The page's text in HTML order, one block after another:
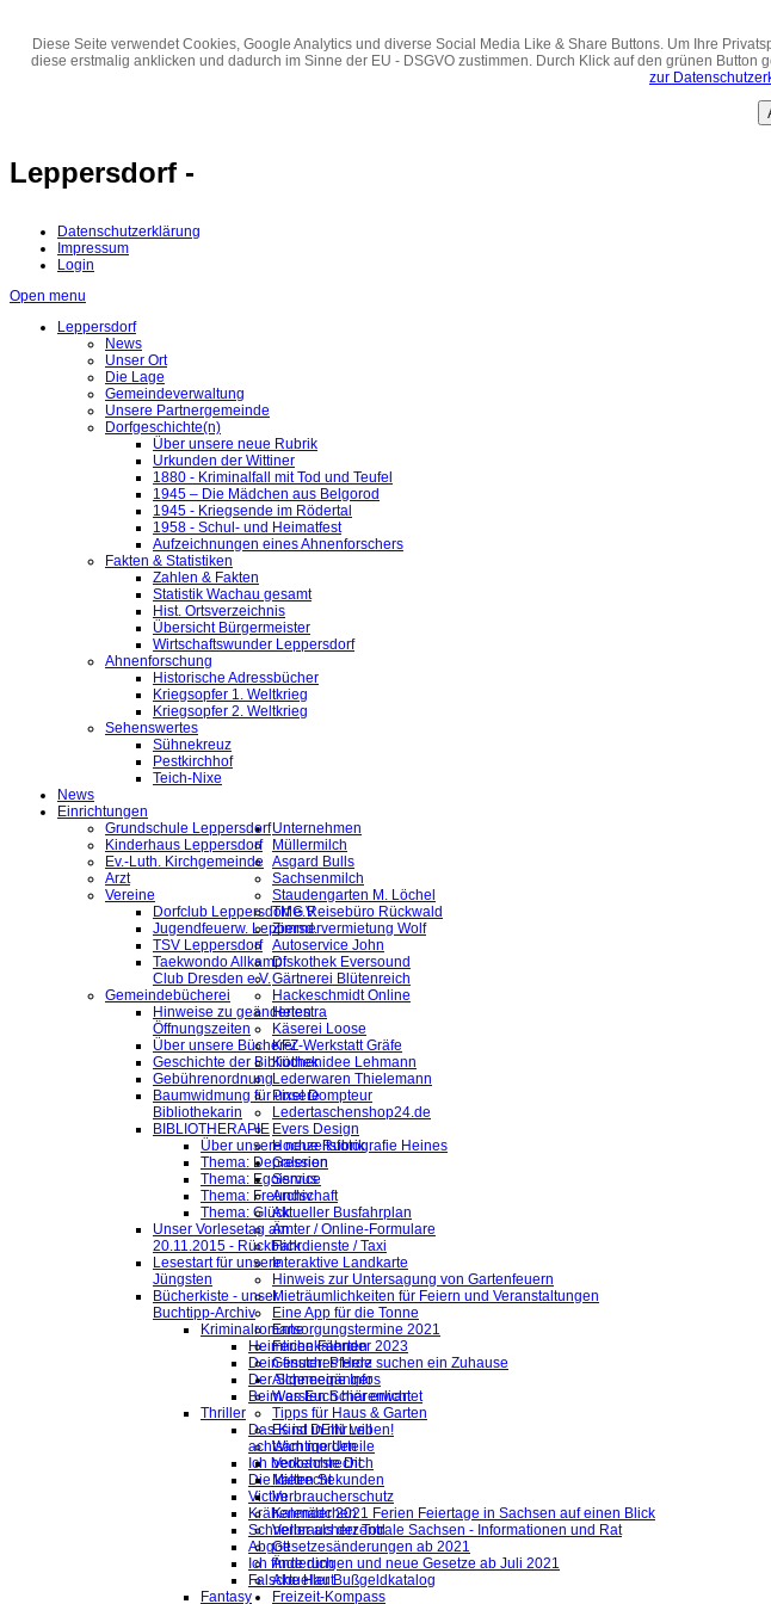
Diese Seite verwendet Cookies, Google Analytics und diverse Social Media Like & Share Buttons. Um Ihre
diese erstmalig anklicken und dadurch im Sinne der EU - DSGVO zustimmen. Durch Klick auf den grünen
zur
Leppersdorf -
Datenschutzerklärung
Impressum
Login
Open menu
Leppersdorf
News
Unser Ort
Die Lage
Gemeindeverwaltung
Unsere Partnergemeinde
Dorfgeschichte(n)
Über unsere neue Rubrik
Urkunden der Wittiner
1880 - Kriminalfall mit Tod und Teufel
1945 – Die Mädchen aus Belgorod
1945 - Kriegsende im Rödertal
1958 - Schul- und Heimatfest
Aufzeichnungen eines Ahnenforschers
Fakten & Statistiken
Zahlen & Fakten
Statistik Wachau gesamt
Hist. Ortsverzeichnis
Übersicht Bürgermeister
Wirtschaftswunder Leppersdorf
Ahnenforschung
Historische Adressbücher
Kriegsopfer 1. Weltkrieg
Kriegsopfer 2. Weltkrieg
Sehenswertes
Sühnekreuz
Pestkirchhof
Teich-Nixe
News
Einrichtungen
Grundschule Leppersdorf
Kinderhaus Leppersdorf
Ev.-Luth. Kirchgemeinde
Arzt
Vereine
Dorfclub Leppersdorf e.V.
Jugendfeuerw. Leppersd.
TSV Leppersdorf
Taekwondo Allkampf
Club Dresden e.V.
Gemeindebücherei
Hinweise zu geänderten
Öffnungszeiten
Über unsere Bücherei
Geschichte der Bibliothek
Gebührenordnung
Baumwidmung für unsere
Bibliothekarin
BIBLIOTHERAPIE
Über unsere neue Rubrik
Thema: Depression
Thema: Egoismus
Thema: Freundschaft
Thema: Glück
Unser Vorlesetag am
20.11.2015 - Rückblick
Lesestart für unsere
Jüngsten
Bücherkiste - unser
Buchtipp-Archiv
Kriminalromane
Heimliche Fährten
Dein finsteres Herz
Der Schneegänger
Beim ersten Schärenlicht
Thriller
Das Kind in mir will
achtsam morden
Ich beobachte Dich
Die kalten Sekunden
Victim
Krähenmädchen
Schneller als der Tod
Abgott
Ich finde dich
Falsche Haut
Fantasy
Unternehmen
Müllermilch
Asgard Bulls
Sachsenmilch
Staudengarten M. Löchel
TMG Reisebüro Rückwald
Zimmervermietung Wolf
Autoservice John
Diskothek Eversound
Gärtnerei Blütenreich
Hackeschmidt Online
Helestra
Käserei Loose
KFZ-Werkstatt Gräfe
Küchenidee Lehmann
Lederwaren Thielemann
Pixel Dompteur
Ledertaschenshop24.de
Evers Design
Hochzeitsfotografie Heines
Galerien
Service
Archiv
Aktueller Busfahrplan
Ämter / Online-Formulare
Fahrdienste / Taxi
Interaktive Landkarte
Hinweis zur Untersagung von Gartenfeuern
Mieträumlichkeiten für Feiern und Veranstaltungen
Eine App für die Tonne
Entsorgungstermine 2021
Ferienkalender 2023
Gesuch: Pferde suchen ein Zuhause
Allgemeine Infos
Was Euch hier erwartet
Tipps für Haus & Garten
Es ist DEIN Leben!
Wichtige Urteile
Verkehrsrecht
Mietrecht
Verbraucherschutz
Kalender 2021 Ferien Feiertage in Sachsen auf einen Blick
Verbraucherzentrale Sachsen - Informationen und Rat
Gesetzesänderungen ab 2021
Änderungen und neue Gesetze ab Juli 2021
Aktueller Bußgeldkatalog
Freizeit-Kompass